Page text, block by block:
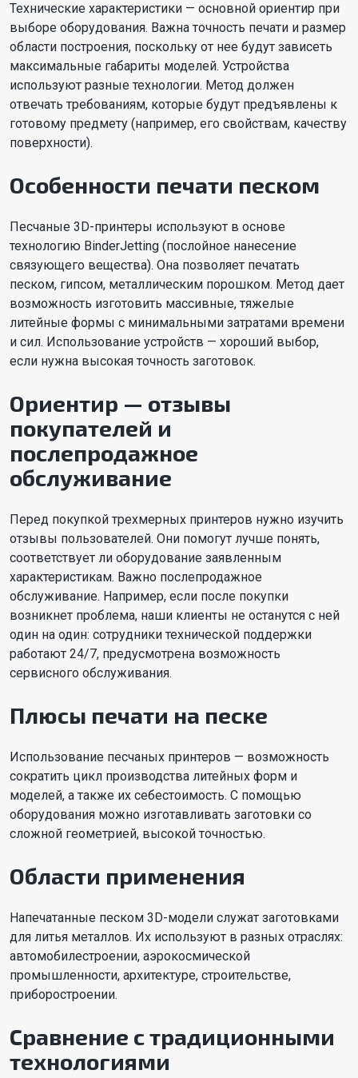
Технические характеристики — основной ориентир при
выборе оборудования. Важна точность печати и размер
области построения, поскольку от нее будут зависеть
максимальные габариты моделей. Устройства
используют разные технологии. Метод должен
отвечать требованиям, которые будут предъявлены к
готовому предмету (например, его свойствам, качеству
поверхности).
Особенности печати песком
Песчаные 3D-принтеры используют в основе
технологию BinderJetting (послойное нанесение
связующего вещества). Она позволяет печатать
песком, гипсом, металлическим порошком. Метод дает
возможность изготовить массивные, тяжелые
литейные формы с минимальными затратами времени
и сил. Использование устройств — хороший выбор,
если нужна высокая точность заготовок.
Ориентир — отзывы
покупателей и
послепродажное
обслуживание
Перед покупкой трехмерных принтеров нужно изучить
отзывы пользователей. Они помогут лучше понять,
соответствует ли оборудование заявленным
характеристикам. Важно послепродажное
обслуживание. Например, если после покупки
возникнет проблема, наши клиенты не останутся с ней
один на один: сотрудники технической поддержки
работают 24/7, предусмотрена возможность
сервисного обслуживания.
Плюсы печати на песке
Использование песчаных принтеров — возможность
сократить цикл производства литейных форм и
моделей, а также их себестоимость. С помощью
оборудования можно изготавливать заготовки со
сложной геометрией, высокой точностью.
Области применения
Напечатанные песком 3D-модели служат заготовками
для литья металлов. Их используют в разных отраслях:
автомобилестроении, аэрокосмической
промышленности, архитектуре, строительстве,
приборостроении.
Сравнение с традиционными
технологиями